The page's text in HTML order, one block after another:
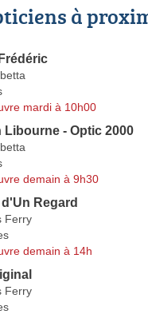
à
mardi à 10h00
Libourne - Optic 2000
demain à 9h30
Regard
Ferry
demain à 14h
Ferry